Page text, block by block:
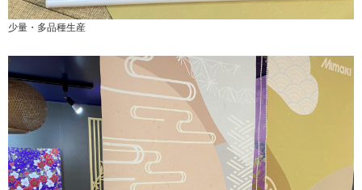
少量・多品種生産